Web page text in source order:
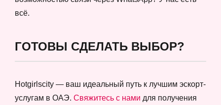
всё.
ГОТОВЫ СДЕЛАТЬ ВЫБОР?
Hotgirlscity — ваш идеальный путь к лучшим эскорт-
услугам в ОАЭ. Свяжитесь с нами для получения